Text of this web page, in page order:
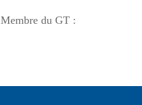
Membre du GT :